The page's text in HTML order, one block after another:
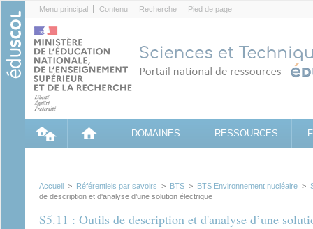
Menu principal Contenu Recherche Pied de page
DOMAINES RESSOURCES
Accueil > Référentiels par savoirs > BTS > BTS Environnement nucléaire >
de description et d'analyse d’une solution électrique
S5.11 : Outils de description et d'analyse d’une